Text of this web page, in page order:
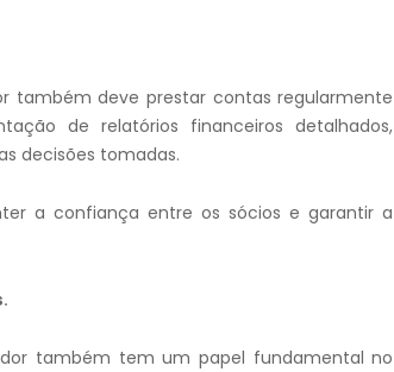
também deve prestar contas regularmente
de relatórios financeiros detalhados,
decisões tomadas.
a confiança entre os sócios e garantir a
também tem um papel fundamental no